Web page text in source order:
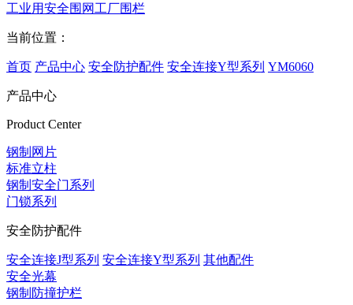
工业用安全围网 工厂围栏
当前位置：
首页 产品中心 安全防护配件 安全连接Y型系列 YM6060
产品中心
Product Center
钢制网片
标准立柱
钢制安全门系列
门锁系列
安全防护配件
安全连接J型系列 安全连接Y型系列 其他配件
安全光幕
钢制防撞护栏